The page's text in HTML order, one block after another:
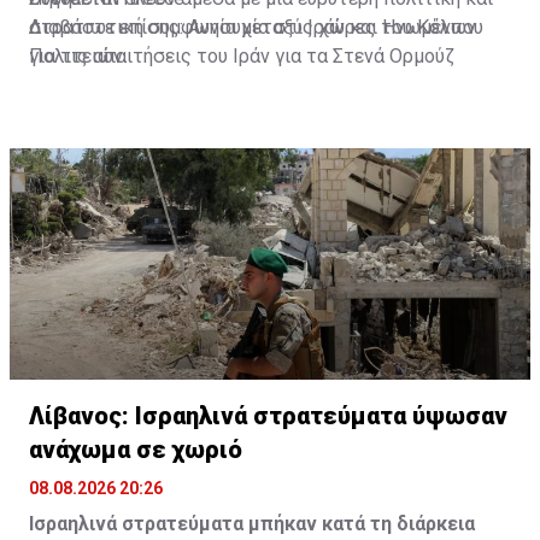
στρατιωτική συμφωνία μεταξύ Ιράν και Ηνωμένων
Πολιτειών.
Διαβάστε επίσης:Ανησυχία στις χώρες του Κόλπου
για τις απαιτήσεις του Ιράν για τα Στενά Ορμούζ
Λίβανος: Ισραηλινά στρατεύματα ύψωσαν
ανάχωμα σε χωριό
08.08.2026 20:26
Ισραηλινά στρατεύματα μπήκαν κατά τη διάρκεια